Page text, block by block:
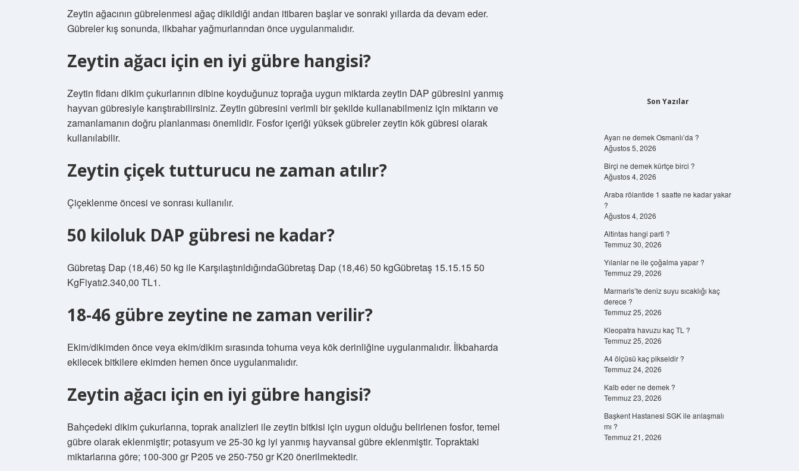
Zeytin ağacının gübrelenmesi ağaç dikildiği andan itibaren başlar ve sonraki yıllarda da devam eder.
Gübreler kış sonunda, ilkbahar yağmurlarından önce uygulanmalıdır.
Zeytin ağacı için en iyi gübre hangisi?
Zeytin fidanı dikim çukurlarının dibine koyduğunuz toprağa uygun miktarda zeytin DAP gübresini yanmış
hayvan gübresiyle karıştırabilirsiniz. Zeytin gübresini verimli bir şekilde kullanabilmeniz için miktarın ve
zamanlamanın doğru planlanması önemlidir. Fosfor içeriği yüksek gübreler zeytin kök gübresi olarak
kullanılabilir.
Zeytin çiçek tutturucu ne zaman atılır?
Çiçeklenme öncesi ve sonrası kullanılır.
50 kiloluk DAP gübresi ne kadar?
Gübretaş Dap (18,46) 50 kg ile KarşılaştırıldığındaGübretaş Dap (18,46) 50 kgGübretaş 15.15.15 50
KgFiyatı2.340,00 TL1.
18-46 gübre zeytine ne zaman verilir?
Ekim/dikimden önce veya ekim/dikim sırasında tohuma veya kök derinliğine uygulanmalıdır. İlkbaharda
ekilecek bitkilere ekimden hemen önce uygulanmalıdır.
Zeytin ağacı için en iyi gübre hangisi?
Bahçedeki dikim çukurlarına, toprak analizleri ile zeytin bitkisi için uygun olduğu belirlenen fosfor, temel
gübre olarak eklenmiştir; potasyum ve 25-30 kg iyi yanmış hayvansal gübre eklenmiştir. Topraktaki
miktarlarına göre; 100-300 gr P205 ve 250-750 gr K20 önerilmektedir.
Son Yazılar
Ayan ne demek Osmanlı’da ?
Ağustos 5, 2026
Birçi ne demek kürtçe birci ?
Ağustos 4, 2026
Araba rölantide 1 saatte ne kadar yakar
?
Ağustos 4, 2026
Altintas hangi parti ?
Temmuz 30, 2026
Yılanlar ne ile çoğalma yapar ?
Temmuz 29, 2026
Marmaris’te deniz suyu sıcaklığı kaç
derece ?
Temmuz 25, 2026
Kleopatra havuzu kaç TL ?
Temmuz 25, 2026
A4 ölçüsü kaç pikseldir ?
Temmuz 24, 2026
Kalb eder ne demek ?
Temmuz 23, 2026
Başkent Hastanesi SGK ile anlaşmalı
mı ?
Temmuz 21, 2026